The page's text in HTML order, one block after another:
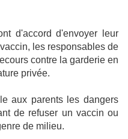
d'accord d'envoyer leur
les responsables de
contre la garderie en
privée.
aux parents les dangers
de refuser un vaccin ou
de milieu.